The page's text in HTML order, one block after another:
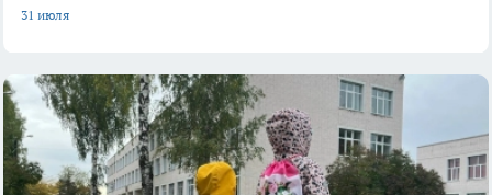
31 июля